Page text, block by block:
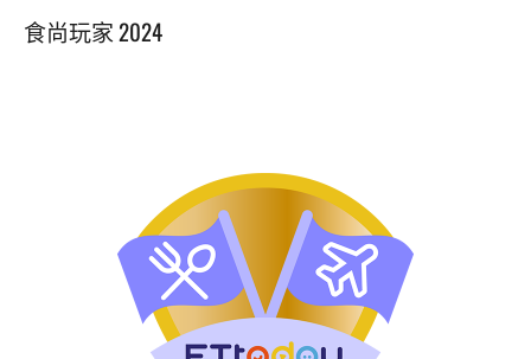
食尚玩家 2024